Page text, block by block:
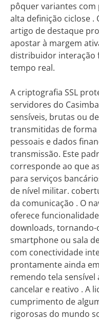
pôquer variantes
alta definição ciclose
artigo de destaque
apostar à margem
distribuidor interação
tempo real.
A criptografia SSL
servidores do
sensíveis, brutas ou
transmitidas de forma
pessoais e dados
transmissão. Este
corresponde ao que
para serviços
de nível militar.
da comunicação . O
oferece
downloads,
smartphone ou sala
com conectividade
prontamente ainda
remendo tela
cancelar e reativo . A
cumprimento de
rigorosas do mundo